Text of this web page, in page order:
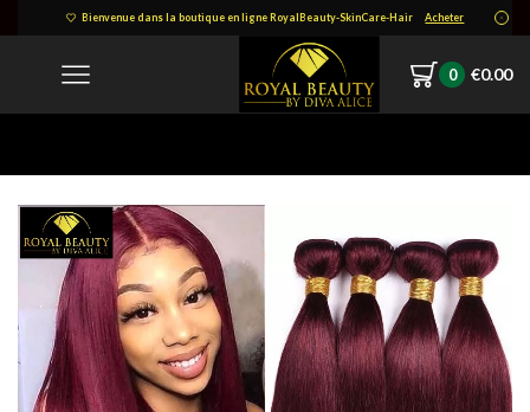
Bienvenue dans la boutique en ligne RoyalBeauty-SkinCare-Hair Acheter
0 €0.00